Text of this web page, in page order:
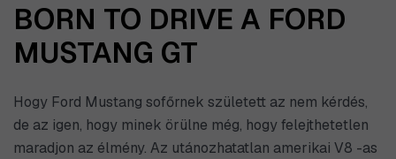
BORN TO DRIVE A FORD
MUSTANG GT
Hogy Ford Mustang sofőrnek született az nem kérdés,
de az igen, hogy minek örülne még, hogy felejthetetlen
maradjon az élmény. Az utánozhatatlan amerikai V8 -as